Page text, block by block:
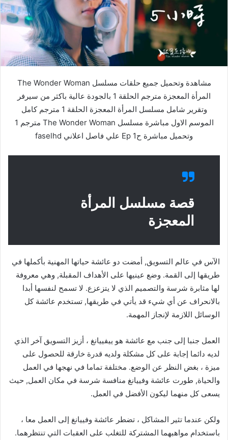
مشاهدة وتحميل جميع حلقات مسلسل The Wonder Woman
المرأة المعجزة مترجم الحلقة 1 بالجودة عالية باكثر من سيرفر
وتقرير شامل مسلسل المرأة المعجزة الحلقة 1 مترجم كامل
الموسم الاول مباشرة مسلسل The Wonder Woman مترجم 1
وتحميل مباشرة ح1 Ep علي فاصل اعلاني faselhd
قصة مسلسل المرأة
المعجزة
الآس في عالم التسويق, أمضت دو عائشة حياتها المهنية بأكملها في
طريقها إلى القمة. وضع عينيها على الأهداف المقبلة, وهي معروفة
لها مثابرة شرسة والتصميم الذي لا يتزعزع. لا تسمح لنفسها أبدا
بالانحراف عن أي شيء قد يأتي في طريقها, تستخدم عائشة كل
الوسائل اللازمة لإنجاز المهمة.
العمل جنبا إلى جنب مع عائشة هو ييفييانغ ، أزيز التسويق آخر الذي
لديه دائما إجابة على كل مشكلة ولديه قدرة خارقة للحصول على
ميزة ، بغض النظر عن الوضع. مختلفة تماما في نهجها في العمل
والحياة, طورت عائشة وفييانغ منافسة شرسة في مكان العمل, حيث
يسعى كل منهما ليكون الأفضل في العمل.
ولكن عندما تثير المشاكل ، تضطر عائشة وفييانغ إلى العمل معا ،
باستخدام مواهبهما المشتركة للتغلب على العقبات التي تنتظرهما.